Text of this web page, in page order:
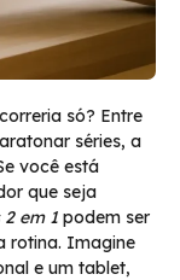
só? Entre
séries, a
você está
que seja
em 1 podem ser
rotina. Imagine
e um tablet,